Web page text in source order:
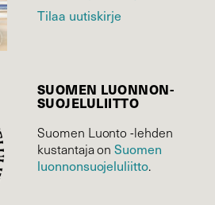
Tilaa uutiskirje
SUOMEN LUONNON­
SUOJELU­LIITTO
Suomen Luonto -lehden
kustantaja onSuomen
luonnonsuojelu­liitto.